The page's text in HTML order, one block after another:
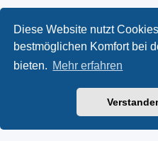
Diese Website nutzt
bestmöglichen Komfort bei
bieten. Mehr erfahren